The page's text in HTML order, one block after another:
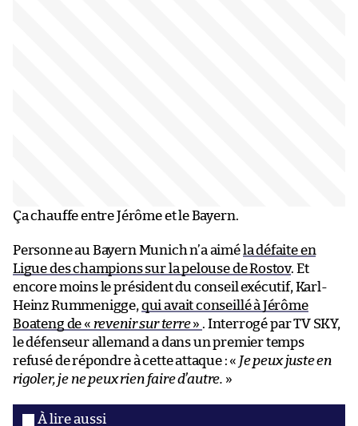
Ça chauffe entre Jérôme et le Bayern.
Personne au Bayern Munich n’a aimé la défaite en
Ligue des champions sur la pelouse de Rostov. Et
encore moins le président du conseil exécutif, Karl-
Heinz Rummenigge, qui avait conseillé à Jérôme
Boateng de « revenir sur terre» . Interrogé par TV SKY,
le défenseur allemand a dans un premier temps
refusé de répondre à cette attaque : « Je peux juste en
rigoler, je ne peux rien faire d’autre. »